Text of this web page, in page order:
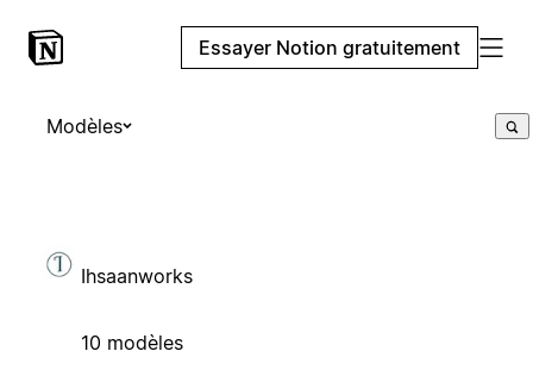
Essayer Notion gratuitement
Modèles
Ihsaanworks
10 modèles